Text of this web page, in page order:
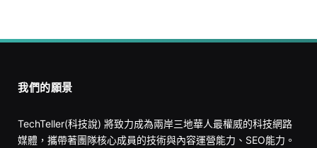
我們的願景
TechTeller(科技說) 將致力成為兩岸三地華人最權威的科技網路
媒體，攜帶著團隊核心成員的技術與內容運營能力、SEO能力。